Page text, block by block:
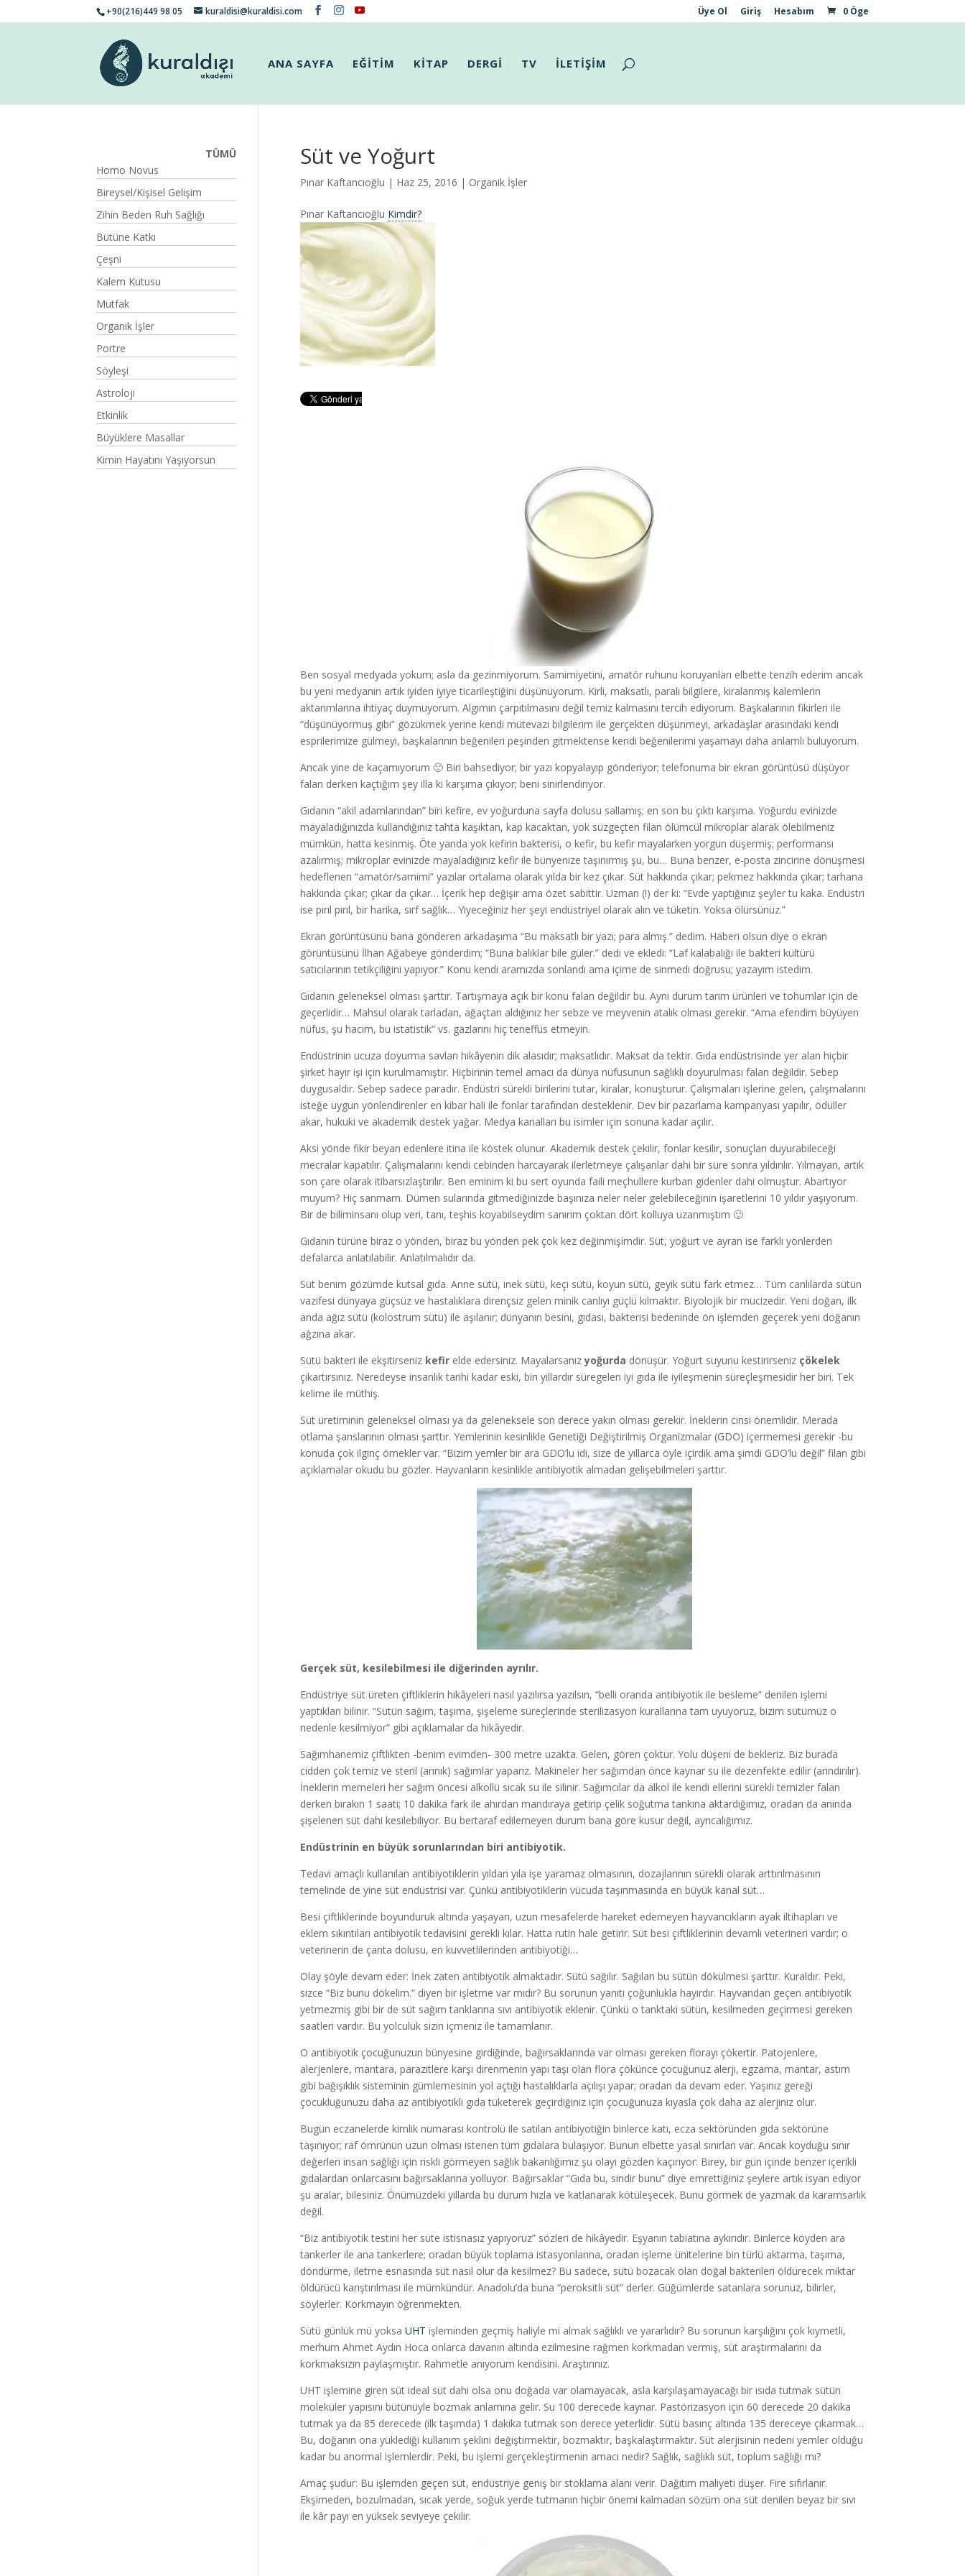
+90(216)449 98 05 kuraldisi@kuraldisi.com Üye Ol Giriş Hesabım 0 Öge
ANA SAYFA EĞİTİM KİTAP DERGİ TV İLETİŞİM
Süt ve Yoğurt
Pınar Kaftancıoğlu | Haz 25, 2016 | Organik İşler
Pınar Kaftancıoğlu Kimdir?
Ben sosyal medyada yokum; asla da gezinmiyorum. Samimiyetini, amatör ruhunu koruyanları elbette tenzih ederim ancak
bu yeni medyanın artık iyiden iyiye ticarileştiğini düşünüyorum. Kirli, maksatlı, paralı bilgilere, kiralanmış kalemlerin
aktarımlarına ihtiyaç duymuyorum. Algımın çarpıtılmasını değil temiz kalmasını tercih ediyorum. Başkalarının fikirleri ile
“düşünüyormuş gibi” gözükmek yerine kendi mütevazı bilgilerim ile gerçekten düşünmeyi, arkadaşlar arasındaki kendi
esprilerimize gülmeyi, başkalarının beğenileri peşinden gitmektense kendi beğenilerimi yaşamayı daha anlamlı buluyorum.
Ancak yine de kaçamıyorum 🙂 Biri bahsediyor; bir yazı kopyalayıp gönderiyor; telefonuma bir ekran görüntüsü düşüyor
falan derken kaçtığım şey illa ki karşıma çıkıyor; beni sinirlendiriyor.
Gıdanın “akil adamlarından” biri kefire, ev yoğurduna sayfa dolusu sallamış; en son bu çıktı karşıma. Yoğurdu evinizde
mayaladığınızda kullandığınız tahta kaşıktan, kap kacaktan, yok süzgeçten filan ölümcül mikroplar alarak ölebilmeniz
mümkün, hatta kesinmiş. Öte yanda yok kefirin bakterisi, o kefir, bu kefir mayalarken yorgun düşermiş; performansı
azalırmış; mikroplar evinizde mayaladığınız kefir ile bünyenize taşınırmış şu, bu… Buna benzer, e-posta zincirine dönüşmesi
hedeflenen “amatör/samimi” yazılar ortalama olarak yılda bir kez çıkar. Süt hakkında çıkar; pekmez hakkında çıkar; tarhana
hakkında çıkar; çıkar da çıkar… İçerik hep değişir ama özet sabittir. Uzman (!) der ki: “Evde yaptığınız şeyler tu kaka. Endüstri
ise pırıl pırıl, bir harika, sırf sağlık… Yiyeceğiniz her şeyi endüstriyel olarak alın ve tüketin. Yoksa ölürsünüz.”
Ekran görüntüsünü bana gönderen arkadaşıma “Bu maksatlı bir yazı; para almış.” dedim. Haberi olsun diye o ekran
görüntüsünü İlhan Ağabeye gönderdim; “Buna balıklar bile güler.” dedi ve ekledi: “Laf kalabalığı ile bakteri kültürü
satıcılarının tetikçiliğini yapıyor.” Konu kendi aramızda sonlandı ama içime de sinmedi doğrusu; yazayım istedim.
Gıdanın geleneksel olması şarttır. Tartışmaya açık bir konu falan değildir bu. Aynı durum tarım ürünleri ve tohumlar için de
geçerlidir… Mahsul olarak tarladan, ağaçtan aldığınız her sebze ve meyvenin atalık olması gerekir. “Ama efendim büyüyen
nüfus, şu hacim, bu istatistik” vs. gazlarını hiç teneffüs etmeyin.
Endüstrinin ucuza doyurma savları hikâyenin dik alasıdır; maksatlıdır. Maksat da tektir. Gıda endüstrisinde yer alan hiçbir
şirket hayır işi için kurulmamıştır. Hiçbirinin temel amacı da dünya nüfusunun sağlıklı doyurulması falan değildir. Sebep
duygusaldır. Sebep sadece paradır. Endüstri sürekli birilerini tutar, kiralar, konuşturur. Çalışmaları işlerine gelen, çalışmalarını
isteğe uygun yönlendirenler en kibar hali ile fonlar tarafından desteklenir. Dev bir pazarlama kampanyası yapılır, ödüller
akar, hukuki ve akademik destek yağar. Medya kanalları bu isimler için sonuna kadar açılır.
Aksi yönde fikir beyan edenlere itina ile köstek olunur. Akademik destek çekilir, fonlar kesilir, sonuçları duyurabileceği
mecralar kapatılır. Çalışmalarını kendi cebinden harcayarak ilerletmeye çalışanlar dahi bir süre sonra yıldırılır. Yılmayan, artık
son çare olarak itibarsızlaştırılır. Ben eminim ki bu sert oyunda faili meçhullere kurban gidenler dahi olmuştur. Abartıyor
muyum? Hiç sanmam. Dümen sularında gitmediğinizde başınıza neler neler gelebileceğinin işaretlerini 10 yıldır yaşıyorum.
Bir de biliminsanı olup veri, tanı, teşhis koyabilseydim sanırım çoktan dört kolluya uzanmıştım 🙂
Gıdanın türüne biraz o yönden, biraz bu yönden pek çok kez değinmişimdir. Süt, yoğurt ve ayran ise farklı yönlerden
defalarca anlatılabilir. Anlatılmalıdır da.
Süt benim gözümde kutsal gıda. Anne sütü, inek sütü, keçi sütü, koyun sütü, geyik sütü fark etmez… Tüm canlılarda sütün
vazifesi dünyaya güçsüz ve hastalıklara dirençsiz gelen minik canlıyı güçlü kılmaktır. Biyolojik bir mucizedir. Yeni doğan, ilk
anda ağız sütü (kolostrum sütü) ile aşılanır; dünyanın besini, gıdası, bakterisi bedeninde ön işlemden geçerek yeni doğanın
ağzına akar.
Sütü bakteri ile ekşitirseniz kefirelde edersiniz. Mayalarsanızyoğurda dönüşür. Yoğurt suyunu kestirirseniz çökelek
çıkartırsınız. Neredeyse insanlık tarihi kadar eski, bin yıllardır süregelen iyi gıda ile iyileşmenin süreçleşmesidir her biri. Tek
kelime ile müthiş.
Süt üretiminin geleneksel olması ya da geleneksele son derece yakın olması gerekir. İneklerin cinsi önemlidir. Merada
otlama şanslarının olması şarttır. Yemlerinin kesinlikle Genetiği Değiştirilmiş Organizmalar (GDO) içermemesi gerekir -bu
konuda çok ilginç örnekler var. “Bizim yemler bir ara GDO’lu idi, size de yıllarca öyle içirdik ama şimdi GDO’lu değil” filan gibi
açıklamalar okudu bu gözler. Hayvanların kesinlikle antibiyotik almadan gelişebilmeleri şarttır.
Gerçek süt, kesilebilmesi ile diğerinden ayrılır.
Endüstriye süt üreten çiftliklerin hikâyeleri nasıl yazılırsa yazılsın, “belli oranda antibiyotik ile besleme” denilen işlemi
yaptıkları bilinir. “Sütün sağım, taşıma, şişeleme süreçlerinde sterilizasyon kurallarına tam uyuyoruz, bizim sütümüz o
nedenle kesilmiyor” gibi açıklamalar da hikâyedir.
Sağımhanemiz çiftlikten -benim evimden- 300 metre uzakta. Gelen, gören çoktur. Yolu düşeni de bekleriz. Biz burada
cidden çok temiz ve steril (arınık) sağımlar yaparız. Makineler her sağımdan önce kaynar su ile dezenfekte edilir (arındırılır).
İneklerin memeleri her sağım öncesi alkollü sıcak su ile silinir. Sağımcılar da alkol ile kendi ellerini sürekli temizler falan
derken bırakın 1 saati; 10 dakika fark ile ahırdan mandıraya getirip çelik soğutma tankına aktardığımız, oradan da anında
şişelenen süt dahi kesilebiliyor. Bu bertaraf edilemeyen durum bana göre kusur değil, ayrıcalığımız.
Endüstrinin en büyük sorunlarından biri antibiyotik.
Tedavi amaçlı kullanılan antibiyotiklerin yıldan yıla işe yaramaz olmasının, dozajlarının sürekli olarak arttırılmasının
temelinde de yine süt endüstrisi var. Çünkü antibiyotiklerin vücuda taşınmasında en büyük kanal süt…
Besi çiftliklerinde boyunduruk altında yaşayan, uzun mesafelerde hareket edemeyen hayvancıkların ayak iltihapları ve
eklem sıkıntıları antibiyotik tedavisini gerekli kılar. Hatta rutin hale getirir. Süt besi çiftliklerinin devamlı veterineri vardır; o
veterinerin de çanta dolusu, en kuvvetlilerinden antibiyotiği…
Olay şöyle devam eder: İnek zaten antibiyotik almaktadır. Sütü sağılır. Sağılan bu sütün dökülmesi şarttır. Kuraldır. Peki,
sizce “Biz bunu dökelim.” diyen bir işletme var mıdır? Bu sorunun yanıtı çoğunlukla hayırdır. Hayvandan geçen antibiyotik
yetmezmiş gibi bir de süt sağım tanklarına sıvı antibiyotik eklenir. Çünkü o tanktaki sütün, kesilmeden geçirmesi gereken
saatleri vardır. Bu yolculuk sizin içmeniz ile tamamlanır.
O antibiyotik çocuğunuzun bünyesine girdiğinde, bağırsaklarında var olması gereken florayı çökertir. Patojenlere,
alerjenlere, mantara, parazitlere karşı direnmenin yapı taşı olan flora çökünce çocuğunuz alerji, egzama, mantar, astım
gibi bağışıklık sisteminin gümlemesinin yol açtığı hastalıklarla açılışı yapar; oradan da devam eder. Yaşınız gereği
çocukluğunuzu daha az antibiyotikli gıda tüketerek geçirdiğiniz için çocuğunuza kıyasla çok daha az alerjiniz olur.
Bugün eczanelerde kimlik numarası kontrolü ile satılan antibiyotiğin binlerce katı, ecza sektöründen gıda sektörüne
taşınıyor; raf ömrünün uzun olması istenen tüm gıdalara bulaşıyor. Bunun elbette yasal sınırları var. Ancak koyduğu sınır
değerleri insan sağlığı için riskli görmeyen sağlık bakanlığımız şu olayı gözden kaçırıyor: Birey, bir gün içinde benzer içerikli
gıdalardan onlarcasını bağırsaklarına yolluyor. Bağırsaklar “Gıda bu, sindir bunu” diye emrettiğiniz şeylere artık isyan ediyor
şu aralar, bilesiniz. Önümüzdeki yıllarda bu durum hızla ve katlanarak kötüleşecek. Bunu görmek de yazmak da karamsarlık
değil.
“Biz antibiyotik testini her süte istisnasız yapıyoruz” sözleri de hikâyedir. Eşyanın tabiatına aykırıdır. Binlerce köyden ara
tankerler ile ana tankerlere; oradan büyük toplama istasyonlarına, oradan işleme ünitelerine bin türlü aktarma, taşıma,
döndürme, iletme esnasında süt nasıl olur da kesilmez? Bu sadece, sütü bozacak olan doğal bakterileri öldürecek miktar
öldürücü karıştırılması ile mümkündür. Anadolu’da buna “peroksitli süt” derler. Güğümlerde satanlara sorunuz, bilirler,
söylerler. Korkmayın öğrenmekten.
Sütü günlük mü yoksa UHT işleminden geçmiş haliyle mi almak sağlıklı ve yararlıdır? Bu sorunun karşılığını çok kıymetli,
merhum Ahmet Aydın Hoca onlarca davanın altında ezilmesine rağmen korkmadan vermiş, süt araştırmalarını da
korkmaksızın paylaşmıştır. Rahmetle anıyorum kendisini. Araştırınız.
UHT işlemine giren süt ideal süt dahi olsa onu doğada var olamayacak, asla karşılaşamayacağı bir ısıda tutmak sütün
moleküler yapısını bütünüyle bozmak anlamına gelir. Su 100 derecede kaynar. Pastörizasyon için 60 derecede 20 dakika
tutmak ya da 85 derecede (ilk taşımda) 1 dakika tutmak son derece yeterlidir. Sütü basınç altında 135 dereceye çıkarmak…
Bu, doğanın ona yüklediği kullanım şeklini değiştirmektir, bozmaktır, başkalaştırmaktır. Süt alerjisinin nedeni yemler olduğu
kadar bu anormal işlemlerdir. Peki, bu işlemi gerçekleştirmenin amacı nedir? Sağlık, sağlıklı süt, toplum sağlığı mı?
Amaç şudur: Bu işlemden geçen süt, endüstriye geniş bir stoklama alanı verir. Dağıtım maliyeti düşer. Fire sıfırlanır.
Ekşimeden, bozulmadan, sıcak yerde, soğuk yerde tutmanın hiçbir önemi kalmadan sözüm ona süt denilen beyaz bir sıvı
ile kâr payı en yüksek seviyeye çekilir.
TÜMÜ
Homo Novus
Bireysel/Kişisel Gelişim
Zihin Beden Ruh Sağlığı
Bütüne Katkı
Çeşni
Kalem Kutusu
Mutfak
Organik İşler
Portre
Söyleşi
Astroloji
Etkinlik
Büyüklere Masallar
Kimin Hayatını Yaşıyorsun